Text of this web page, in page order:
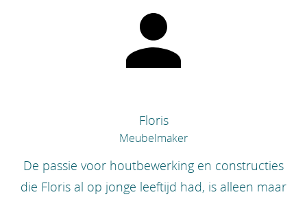
Floris
Meubelmaker
De passie voor houtbewerking en constructies
die Floris al op jonge leeftijd had, is alleen maar